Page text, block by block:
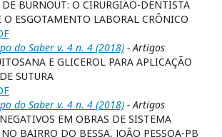
BURNOUT: O CIRURGIÃO-DENTISTA
O ESGOTAMENTO LABORAL CRÔNICO
do Saber v. 4 n. 4 (2018) - Artigos
E GLICEROL PARA APLICAÇÃO
SUTURA
do Saber v. 4 n. 4 (2018) - Artigos
EM OBRAS DE SISTEMA
BAIRRO DO BESSA, JOÃO PESSOA-PB